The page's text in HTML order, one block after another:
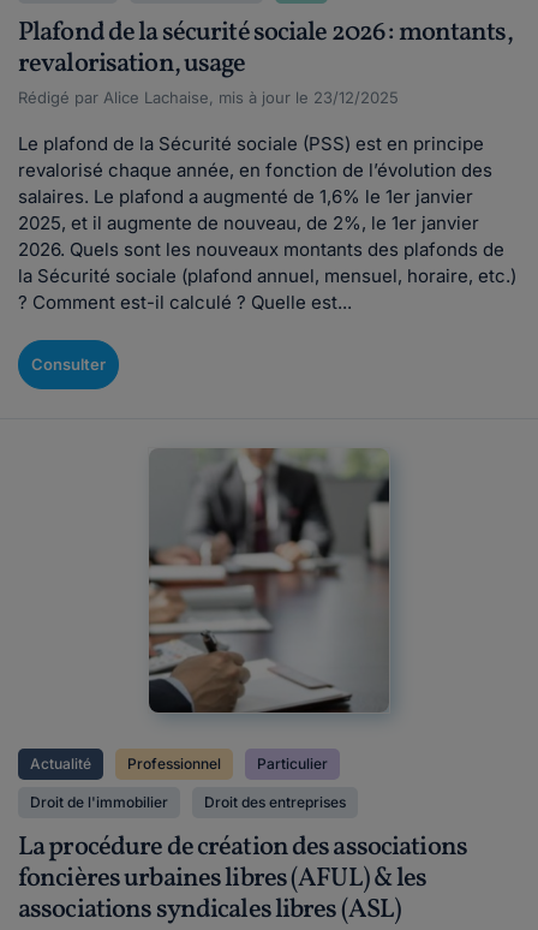
Plafond de la sécurité sociale 2026 : montants,
revalorisation, usage
Rédigé par Alice Lachaise, mis à jour le 23/12/2025
Le plafond de la Sécurité sociale (PSS) est en principe
revalorisé chaque année, en fonction de l’évolution des
salaires. Le plafond a augmenté de 1,6% le 1er janvier
2025, et il augmente de nouveau, de 2%, le 1er janvier
2026. Quels sont les nouveaux montants des plafonds de
la Sécurité sociale (plafond annuel, mensuel, horaire, etc.)
? Comment est-il calculé ? Quelle est...
Consulter
Actualité Professionnel Particulier
Droit de l'immobilier Droit des entreprises
La procédure de création des associations
foncières urbaines libres (AFUL) & les
associations syndicales libres (ASL)